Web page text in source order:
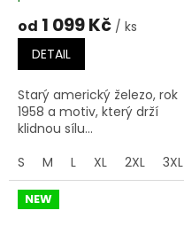
od 1 099 Kč / ks
DETAIL
Starý americký železo, rok
1958 a motiv, který drží
klidnou sílu...
S
M L XL 2XL 3XL
NEW